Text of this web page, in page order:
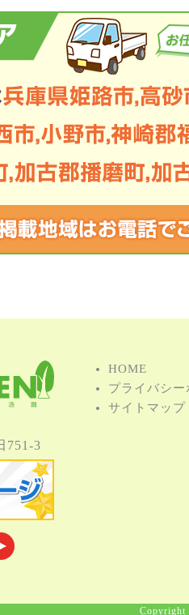
751-3
HOME
プライバシー
サイトマップ
Copyright